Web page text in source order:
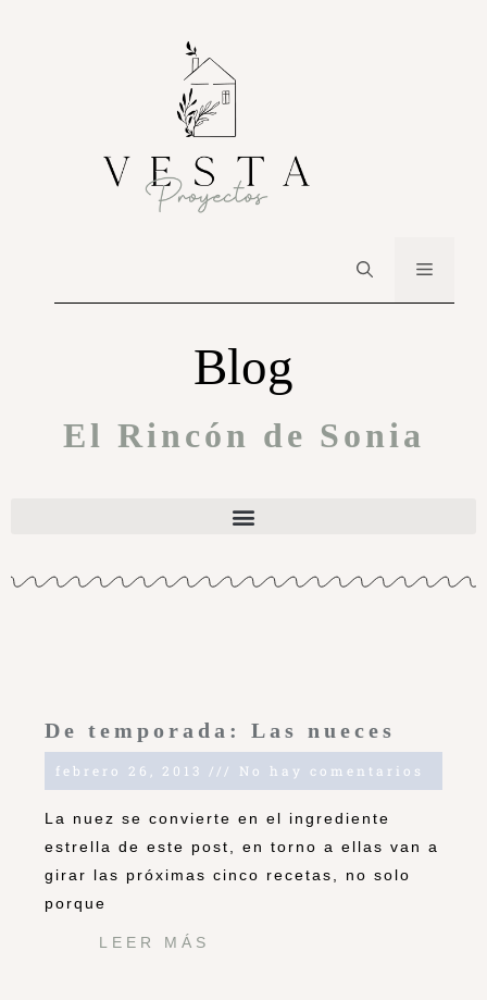
Blog
El Rincón de Sonia
De temporada: Las nueces
febrero 26, 2013 No hay comentarios
La nuez se convierte en el ingrediente
estrella de este post, en torno a ellas van a
girar las próximas cinco recetas, no solo
porque
LEER MÁS